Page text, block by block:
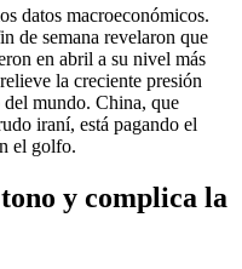
datos macroeconómicos.
de semana revelaron que
en abril a su nivel más
la creciente presión
mundo. China, que
iraní, está pagando el
el golfo.
y complica la